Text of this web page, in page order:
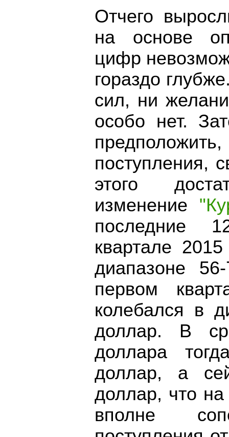
Отчего
на основе
цифр
гораздо
сил, ни
особо нет.
поступления,
этого
изменение
последние
квартале
диапазоне
первом
колебался в
доллар. В
доллара
доллар, а
доллар, что
вполне